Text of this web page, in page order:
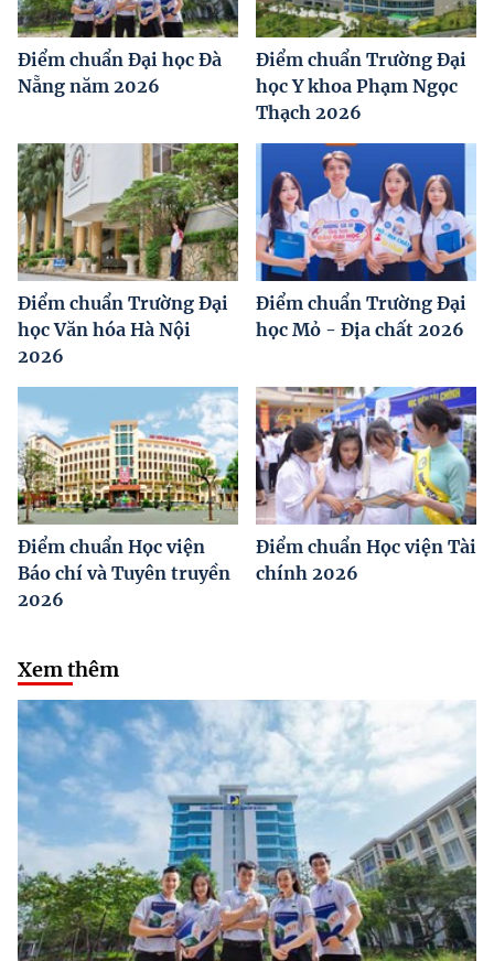
Điểm chuẩn Đại học Đà
Nẵng năm 2026
Điểm chuẩn Trường Đại
học Y khoa Phạm Ngọc
Thạch 2026
Điểm chuẩn Trường Đại
học Văn hóa Hà Nội
2026
Điểm chuẩn Trường Đại
học Mỏ - Địa chất 2026
Điểm chuẩn Học viện
Báo chí và Tuyên truyền
2026
Điểm chuẩn Học viện Tài
chính 2026
Xem thêm